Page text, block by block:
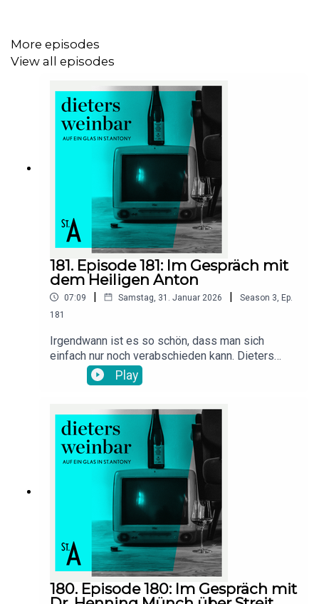
More episodes
View all episodes
181. Episode 181: Im Gespräch mit
dem Heiligen Anton
07:09 | Samstag, 31. Januar 2026 | Season 3, Ep.
181
Irgendwann ist es so schön, dass man sich
einfach nur noch verabschieden kann. Dieters
Weinbar schließt zuerst einmal die Pforten und
macht weiter ganz linear - wo, das erfahrt in der
dem sich der Host verabschiedet mit den Worten:
"Was wollt Ihr denn trinken?"Das solltet Ihr mal
auf Instagram auschecken:
https://www.instagram.com/heiliger.anton/?hl=de
Play
180. Episode 180: Im Gespräch mit